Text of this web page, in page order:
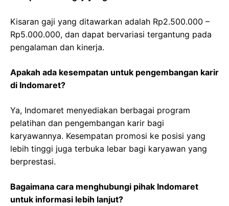
Kisaran gaji yang ditawarkan adalah Rp2.500.000 –
Rp5.000.000, dan dapat bervariasi tergantung pada
pengalaman dan kinerja.
Apakah ada kesempatan untuk pengembangan karir
di Indomaret?
Ya, Indomaret menyediakan berbagai program
pelatihan dan pengembangan karir bagi
karyawannya. Kesempatan promosi ke posisi yang
lebih tinggi juga terbuka lebar bagi karyawan yang
berprestasi.
Bagaimana cara menghubungi pihak Indomaret
untuk informasi lebih lanjut?